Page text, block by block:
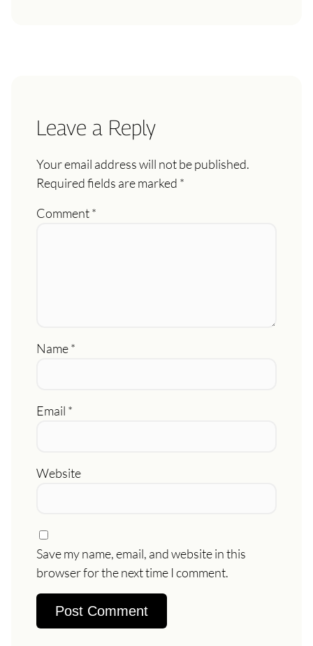
Leave a Reply
Your email address will not be published.
Required fields are marked *
Comment*
Name*
Email *
Website
Save my name, email, and website in this
browser for the next time I comment.